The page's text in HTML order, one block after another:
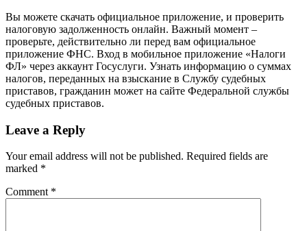
Вы можете скачать официальное приложение, и проверить
налоговую задолженность онлайн. Важный момент –
проверьте, действительно ли перед вам официальное
приложение ФНС. Вход в мобильное приложение «Налоги
ФЛ» через аккаунт Госуслуги. Узнать информацию о суммах
налогов, переданных на взыскание в Службу судебных
приставов, гражданин может на сайте Федеральной службы
судебных приставов.
Leave a Reply
Your email address will not be published. Required fields are
marked *
Comment *